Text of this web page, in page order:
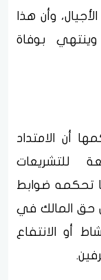
وأن هذا
بوفاة
أن الامتداد
للتشريعات
تحكمه ضوابط
حق المالك في
أو الانتفاع